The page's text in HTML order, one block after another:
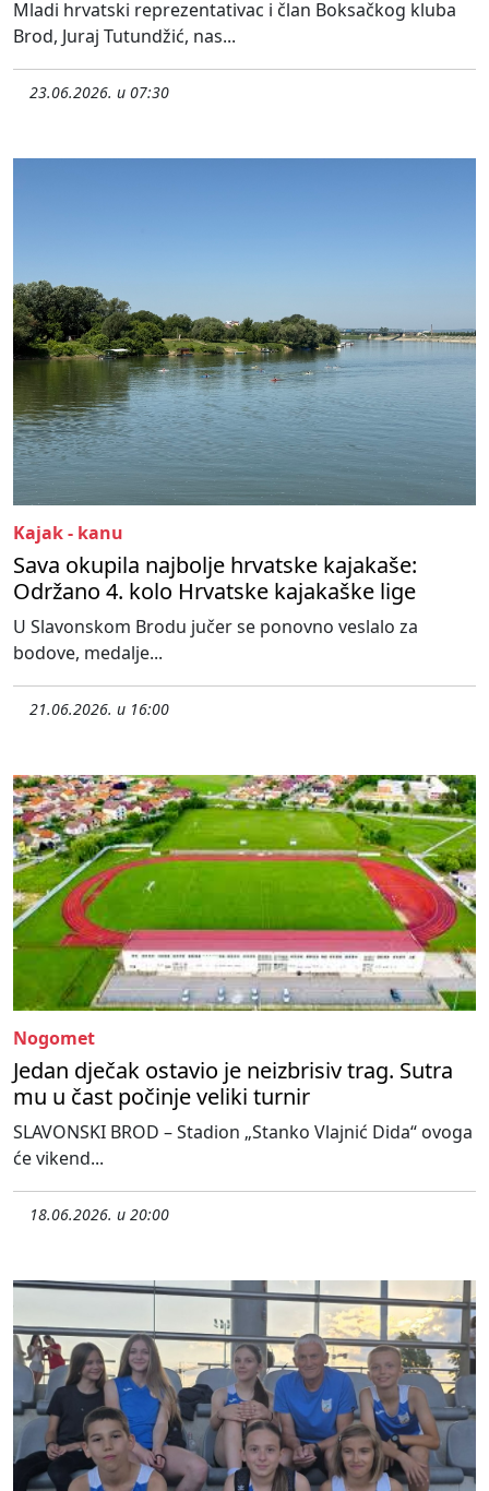
Mladi hrvatski reprezentativac i član Boksačkog kluba
Brod, Juraj Tutundžić, nas...
23.06.2026. u 07:30
Kajak - kanu
Sava okupila najbolje hrvatske kajakaše:
Održano 4. kolo Hrvatske kajakaške lige
U Slavonskom Brodu jučer se ponovno veslalo za
bodove, medalje...
21.06.2026. u 16:00
Nogomet
Jedan dječak ostavio je neizbrisiv trag. Sutra
mu u čast počinje veliki turnir
SLAVONSKI BROD – Stadion „Stanko Vlajnić Dida“ ovoga
će vikend...
18.06.2026. u 20:00